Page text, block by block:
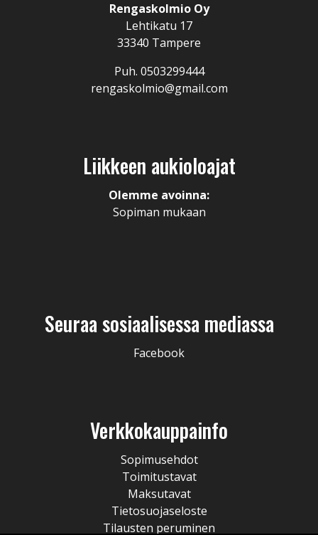
Rengaskolmio Oy
Lehtikatu 17
33340 Tampere
Puh. 0503299444
rengaskolmio@gmail.com
Liikkeen aukioloajat
Olemme avoinna:
Sopiman mukaan
Seuraa sosiaalisessa mediassa
Facebook
Verkkokauppainfo
Sopimusehdot
Toimitustavat
Maksutavat
Tietosuojaseloste
Tilausten peruminen